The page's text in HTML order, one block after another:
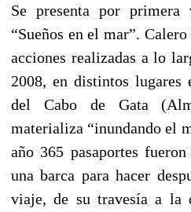
Se presenta por
“Sueños en el mar”.
acciones realizadas a lo
2008, en distintos
del Cabo de Gata
materializa “inundando el
año 365 pasaportes
una barca para hacer
viaje, de su travesía a la